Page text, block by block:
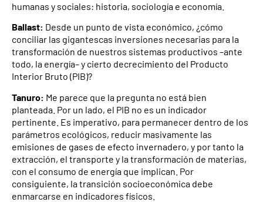
humanas y sociales: historia, sociología e economía.
Ballast: Desde un punto de vista económico, ¿cómo
conciliar las gigantescas inversiones necesarias para la
transformación de nuestros sistemas productivos –ante
todo, la energía– y cierto decrecimiento del Producto
Interior Bruto (PIB)?
Tanuro: Me parece que la pregunta no está bien
planteada. Por un lado, el PIB no es un indicador
pertinente. Es imperativo, para permanecer dentro de los
parámetros ecológicos, reducir masivamente las
emisiones de gases de efecto invernadero, y por tanto la
extracción, el transporte y la transformación de materias,
con el consumo de energía que implican. Por
consiguiente, la transición socioeconómica debe
enmarcarse en indicadores físicos.